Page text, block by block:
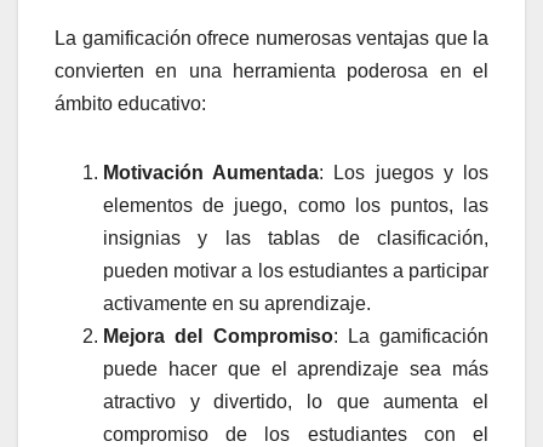
La gamificación ofrece numerosas ventajas que la
convierten en una herramienta poderosa en el
ámbito educativo:
Motivación Aumentada: Los juegos y los
elementos de juego, como los puntos, las
insignias y las tablas de clasificación,
pueden motivar a los estudiantes a participar
activamente en su aprendizaje.
Mejora del Compromiso: La gamificación
puede hacer que el aprendizaje sea más
atractivo y divertido, lo que aumenta el
compromiso de los estudiantes con el